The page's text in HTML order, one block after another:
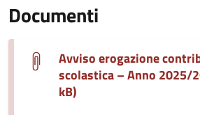
Documenti
Avviso erogazione
scolastica – Anno 2025/
kB)